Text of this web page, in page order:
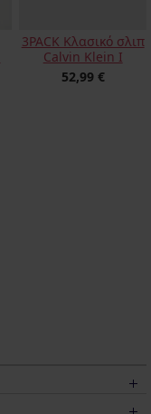
3PACK Κλασικό σλιπ
Calvin Klein I
52,99 €